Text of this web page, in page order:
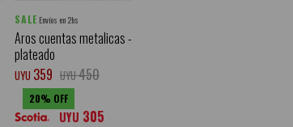
SALE Envíos en 2hs
Aros cuentas metalicas -
plateado
UYU 359 UYU450
20
UYU 305